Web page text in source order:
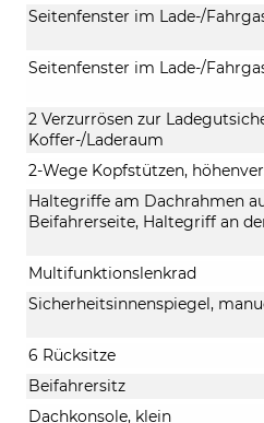
Seitenfenster im Lade-/
Seitenfenster im Lade-/
2 Verzurrösen zur
Koffer-/Laderaum
2-Wege Kopfstützen,
Haltegriffe am Dachrahmen
Beifahrerseite, Haltegriff an
Multifunktionslenkrad
Sicherheitsinnenspiegel,
6 Rücksitze
Beifahrersitz
Dachkonsole, klein